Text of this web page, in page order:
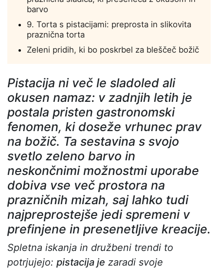
barvo
9. Torta s pistacijami: preprosta in slikovita
praznična torta
Zeleni pridih, ki bo poskrbel za bleščeč božič
Pistacija ni več le sladoled ali
okusen namaz: v zadnjih letih je
postala pristen gastronomski
fenomen, ki doseže vrhunec prav
na božič. Ta sestavina s svojo
svetlo zeleno barvo in
neskončnimi možnostmi uporabe
dobiva vse več prostora na
prazničnih mizah, saj lahko tudi
najpreprostejše jedi spremeni v
prefinjene in presenetljive kreacije.
Spletna iskanja in družbeni trendi to
potrjujejo: pistacija je zaradi svoje